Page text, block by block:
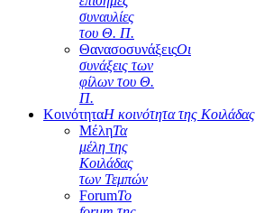
συναυλίες
του Θ. Π.
ΘανασοσυνάξειςΟι
συνάξεις των
φίλων του Θ.
Π.
ΚοινότηταΗ κοινότητα της Κοιλάδας
ΜέληΤα
μέλη της
Κοιλάδας
των Τεμπών
ForumΤο